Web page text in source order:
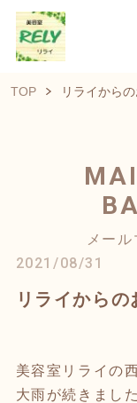
TOP リライから
メー
2021/08/31
リライからの
美容室リライの
大雨が続きまし